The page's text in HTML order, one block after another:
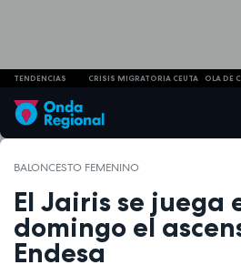
TENDENCIAS CRISIS MIGRATORIA CEUTA OLA DE
BALONCESTO FEMENINO
El Jairis se juega
domingo el
Endesa